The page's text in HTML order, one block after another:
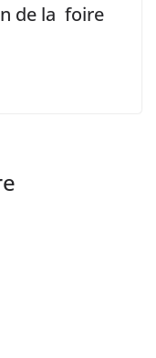
de la foire